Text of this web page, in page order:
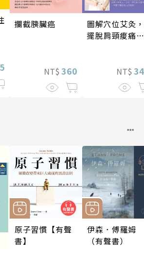
攔截胰臟癌
NT$ 360
圖解穴位艾灸，
擺脫肩頸痠痛、
NT$
原子習慣【有聲
書】
伊森．傅羅姆
（有聲書）